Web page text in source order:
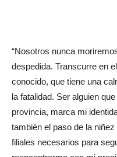
“Nosotros nunca
despedida. Transcurre en
conocido, que tiene una
la fatalidad. Ser alguien
provincia, marca mi
también el paso de la
filiales necesarios para